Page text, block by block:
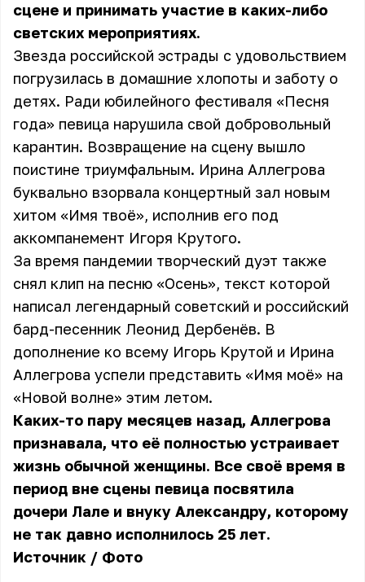
сцене и принимать участие в каких-либо
светских мероприятиях.
Звезда российской эстрады с удовольствием
погрузилась в домашние хлопоты и заботу о
детях. Ради юбилейного фестиваля «Песня
года» певица нарушила свой добровольный
карантин. Возвращение на сцену вышло
поистине триумфальным. Ирина Аллегрова
буквально взорвала концертный зал новым
хитом «Имя твоё», исполнив его под
аккомпанемент Игоря Крутого.
За время пандемии творческий дуэт также
снял клип на песню «Осень», текст которой
написал легендарный советский и российский
бард-песенник Леонид Дербенёв. В
дополнение ко всему Игорь Крутой и Ирина
Аллегрова успели представить «Имя моё» на
«Новой волне» этим летом.
Каких-то пару месяцев назад, Аллегрова
признавала, что её полностью устраивает
жизнь обычной женщины. Все своё время в
период вне сцены певица посвятила
дочери Лале и внуку Александру, которому
не так давно исполнилось 25 лет.
Источник / Фото